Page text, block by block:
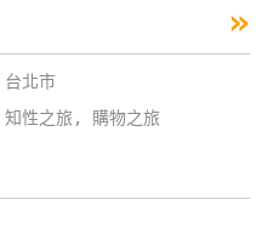
»
台北市
知性之旅, 購物之旅